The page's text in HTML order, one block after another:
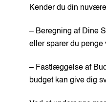
Kender du din
– Beregning af Dine
eller sparer du penge
– Fastlæggelse af
budget kan give dig